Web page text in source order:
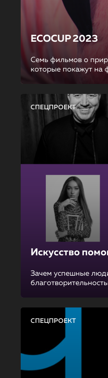
ECOCUP 2023
Семь фильмов о
которые покажут на
СПЕЦПРОЕКТ
Искусство
Зачем успешные
СПЕЦПРОЕКТ